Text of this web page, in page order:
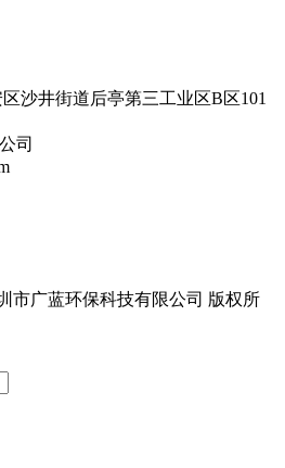
沙井街道后亭第三工业区B区101
司
市广蓝环保科技有限公司 版权所